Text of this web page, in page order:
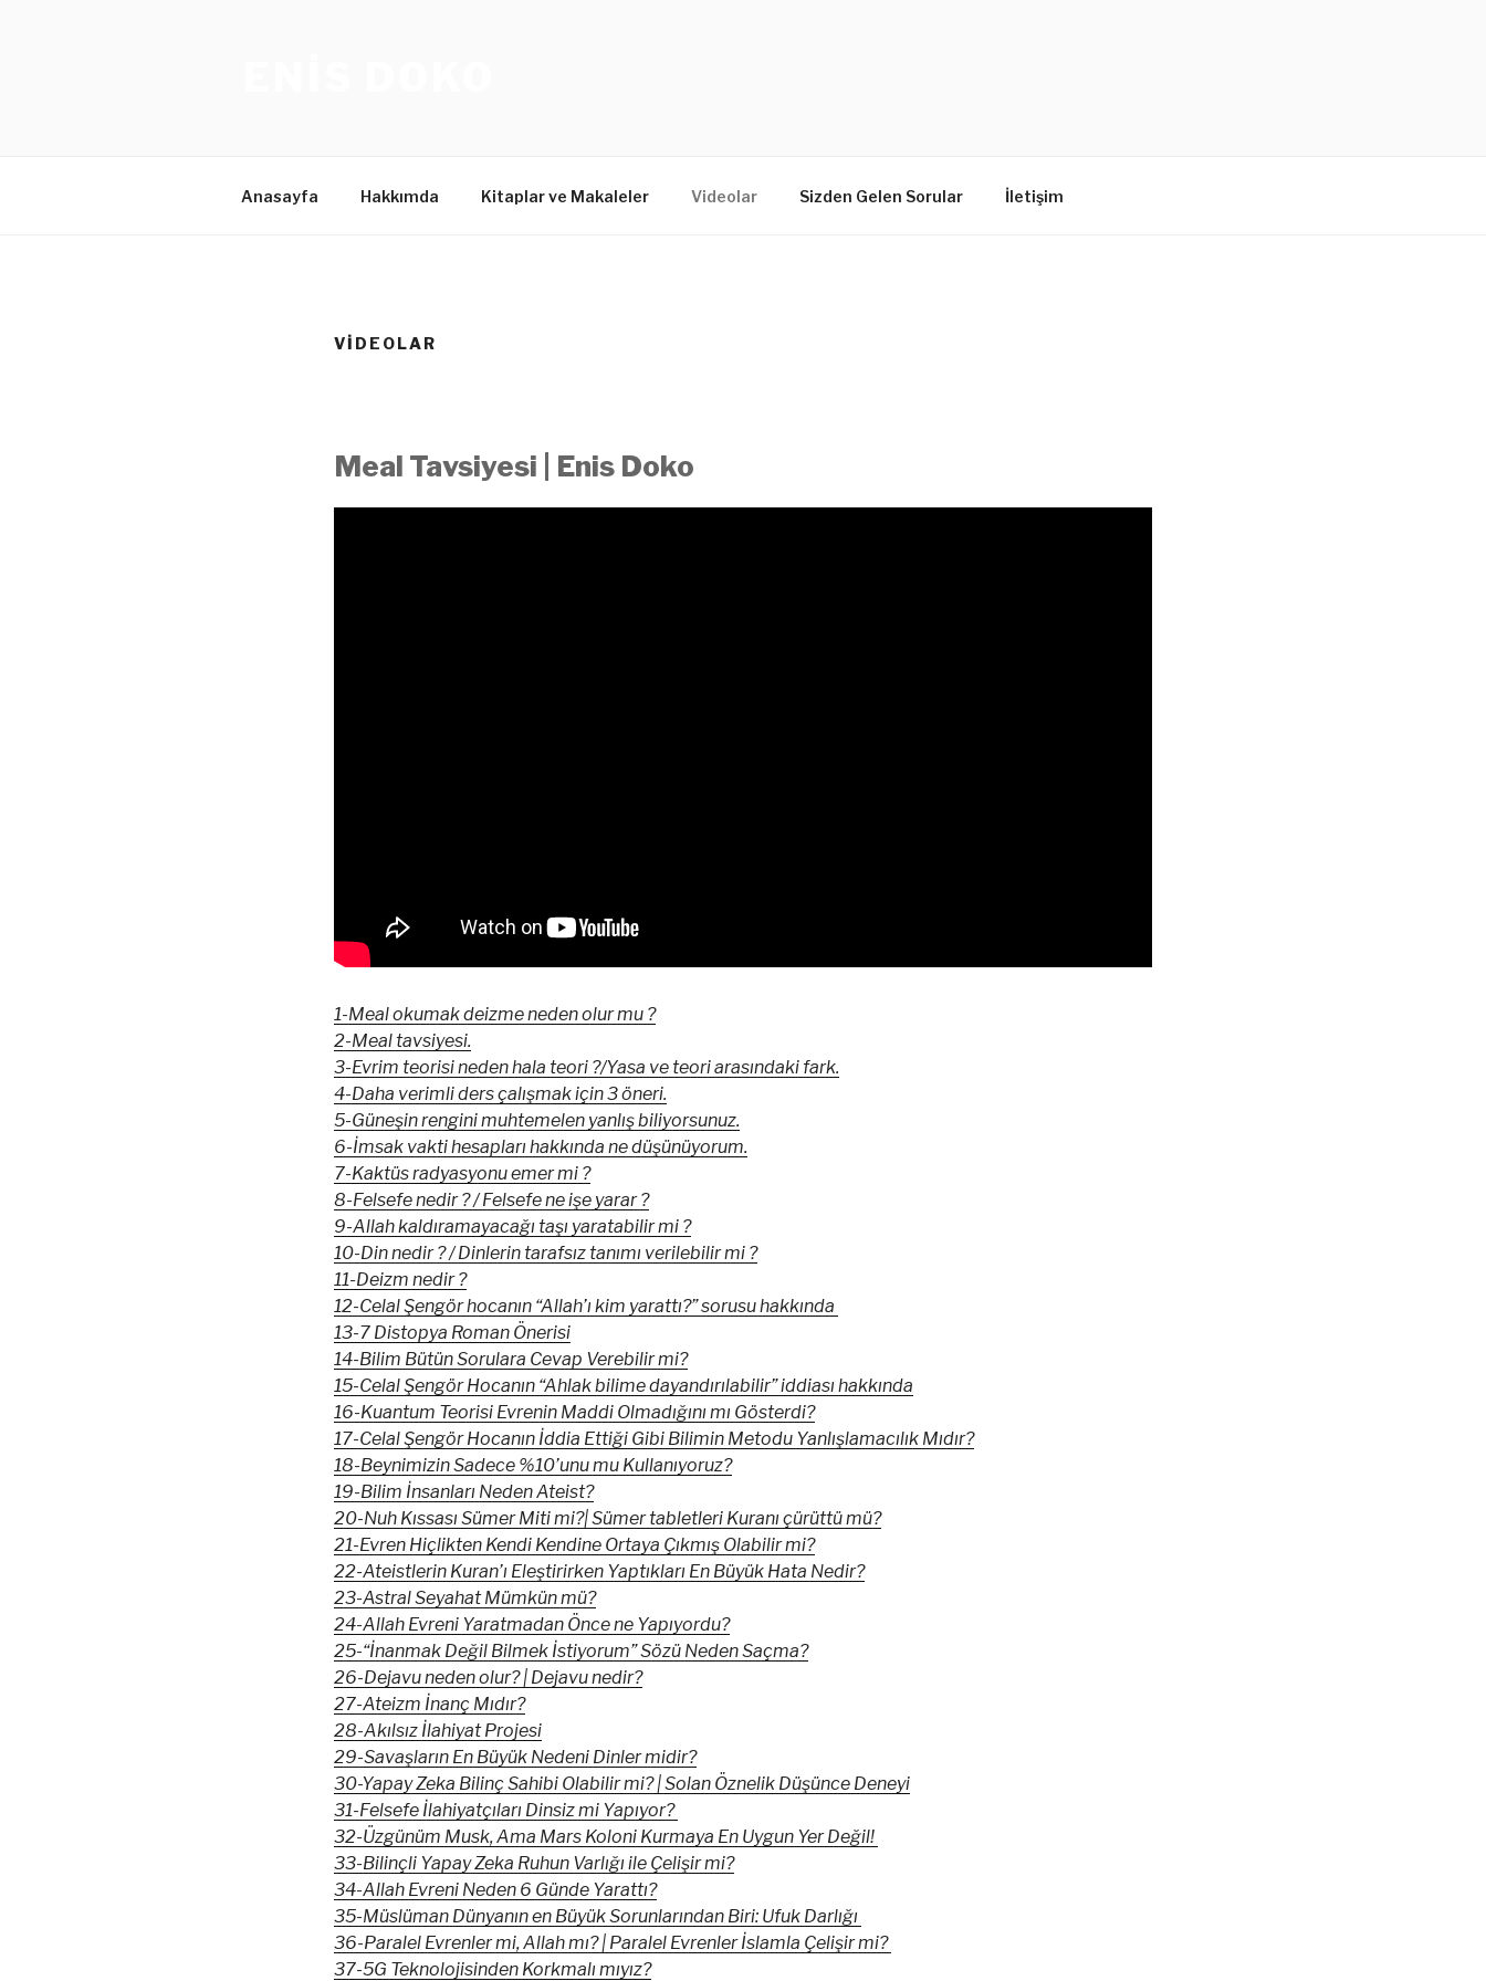
Anasayfa Hakkımda Kitaplar ve Makaleler Videolar Sizden Gelen Sorular İletişim
VIDEOLAR
Meal Tavsiyesi | Enis Doko
1-Meal okumak deizme neden olur mu ?
2-Meal tavsiyesi.
3-Evrim teorisi neden hala teori ?/Yasa ve teori arasındaki fark.
4-Daha verimli ders çalışmak için 3 öneri.
5-Güneşin rengini muhtemelen yanlış biliyorsunuz.
6-İmsak vakti hesapları hakkında ne düşünüyorum.
7-Kaktüs radyasyonu emer mi ?
8-Felsefe nedir ? / Felsefe ne işe yarar ?
9-Allah kaldıramayacağı taşı yaratabilir mi ?
10-Din nedir ? / Dinlerin tarafsız tanımı verilebilir mi ?
11-Deizm nedir ?
12-Celal Şengör hocanın “Allah’ı kim yarattı?” sorusu hakkında
13-7 Distopya Roman Önerisi
14-Bilim Bütün Sorulara Cevap Verebilir mi?
15-Celal Şengör Hocanın “Ahlak bilime dayandırılabilir” iddiası hakkında
16-Kuantum Teorisi Evrenin Maddi Olmadığını mı Gösterdi?
17-Celal Şengör Hocanın İddia Ettiği Gibi Bilimin Metodu Yanlışlamacılık Mıdır?
18-Beynimizin Sadece %10’unu mu Kullanıyoruz?
19-Bilim İnsanları Neden Ateist?
20-Nuh Kıssası Sümer Miti mi?| Sümer tabletleri Kuranı çürüttü mü?
21-Evren Hiçlikten Kendi Kendine Ortaya Çıkmış Olabilir mi?
22-Ateistlerin Kuran’ı Eleştirirken Yaptıkları En Büyük Hata Nedir?
23-Astral Seyahat Mümkün mü?
24-Allah Evreni Yaratmadan Önce ne Yapıyordu?
25-“İnanmak Değil Bilmek İstiyorum” Sözü Neden Saçma?
26-Dejavu neden olur? | Dejavu nedir?
27-Ateizm İnanç Mıdır?
28-Akılsız İlahiyat Projesi
29-Savaşların En Büyük Nedeni Dinler midir?
30-Yapay Zeka Bilinç Sahibi Olabilir mi? | Solan Öznelik Düşünce Deneyi
31-Felsefe İlahiyatçıları Dinsiz mi Yapıyor?
32-Üzgünüm Musk, Ama Mars Koloni Kurmaya En Uygun Yer Değil!
33-Bilinçli Yapay Zeka Ruhun Varlığı ile Çelişir mi?
34-Allah Evreni Neden 6 Günde Yarattı?
35-Müslüman Dünyanın en Büyük Sorunlarından Biri: Ufuk Darlığı
36-Paralel Evrenler mi, Allah mı? | Paralel Evrenler İslamla Çelişir mi?
37-5G Teknolojisinden Korkmalı mıyız?